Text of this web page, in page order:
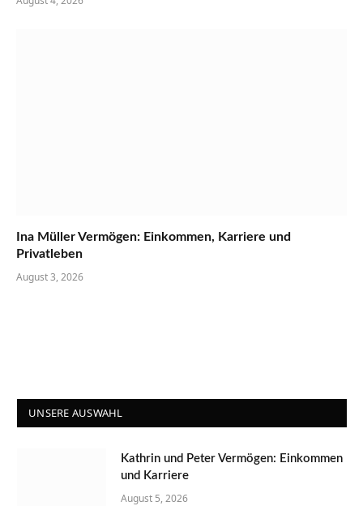
Ina Müller Vermögen: Einkommen, Karriere und
Privatleben
August 3, 2026
UNSERE AUSWAHL
Kathrin und Peter Vermögen: Einkommen
und Karriere
August 5, 2026